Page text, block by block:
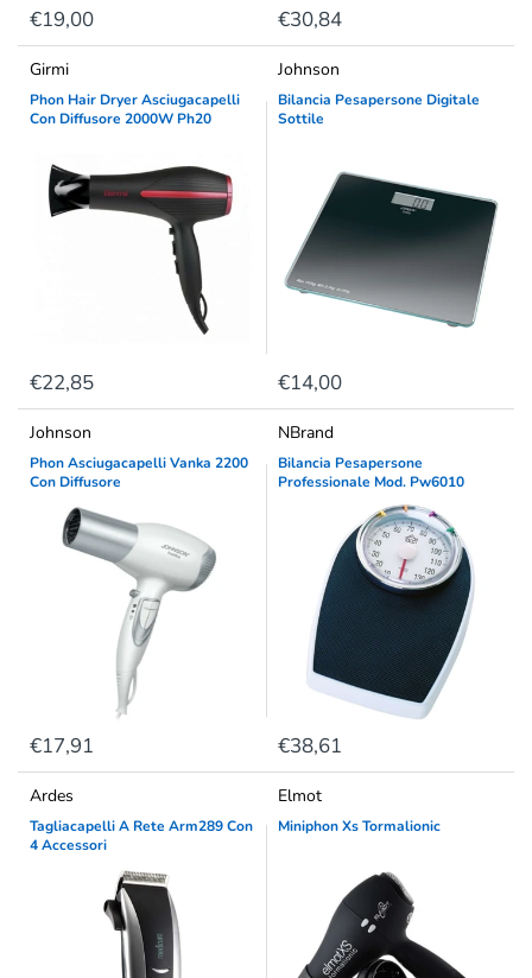
€19,00 €30,84
Girmi
Phon Hair Dryer Asciugacapelli
Con Diffusore 2000W Ph20
€22,85
Johnson
Bilancia Pesapersone Digitale
Sottile
€14,00
Johnson
Phon Asciugacapelli Vanka 2200
Con Diffusore
€17,91
NBrand
Bilancia Pesapersone
Professionale Mod. Pw6010
€38,61
Ardes
Tagliacapelli A Rete Arm289 Con
4 Accessori
Elmot
Miniphon Xs Tormalionic